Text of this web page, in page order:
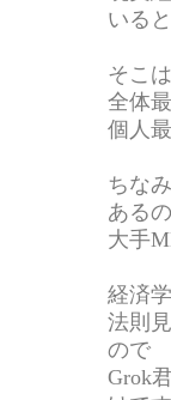
いる
そこ
全体
個人
ちな
ある
大手
経済
法則
ので
Grok